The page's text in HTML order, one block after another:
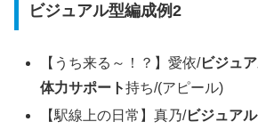
ビジュアル型編成例2
【うち来る～！？】愛依/ビジュ
体力サポート持ち/(アピール)
【駅線上の日常】真乃/ビジュア